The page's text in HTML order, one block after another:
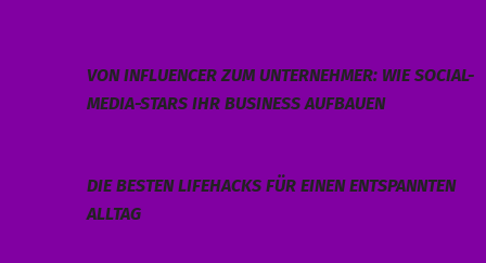
VON INFLUENCER ZUM UNTERNEHMER: WIE SOCIAL-
MEDIA-STARS IHR BUSINESS AUFBAUEN
DIE BESTEN LIFEHACKS FÜR EINEN ENTSPANNTEN
ALLTAG